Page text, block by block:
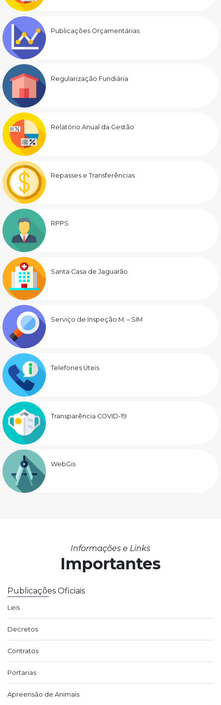
Publicações Orçamentárias
Regularização Fundiária
Relatório Anual da Gestão
Repasses e Transferências
RPPS
Santa Casa de Jaguarão
Serviço de Inspeção M. – SIM
Telefones Úteis
Transparência COVID-19
WebGis
Informações e Links
Importantes
Publicações Oficiais
Leis
Decretos
Contratos
Portarias
Apreensão de Animais